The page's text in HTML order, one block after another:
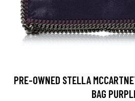
PRE-OWNED STELLA
BAG